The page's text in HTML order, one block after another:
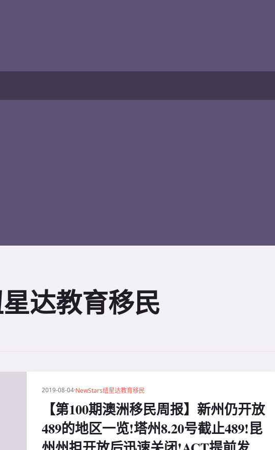
达教育移民
2019-08-04·NewStars纽星达教育移民
【第100期澳洲移民周报】新州仍开放
489的地区一览!塔州8.20号截止489!昆